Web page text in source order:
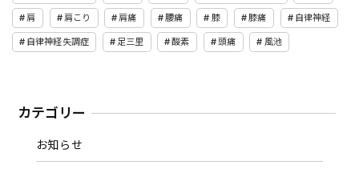
肩 肩こり 肩痛 腰痛 膝 膝痛 自律神経
自律神経失調症 足三里 酸素 頭痛 風池
カテゴリー
お知らせ